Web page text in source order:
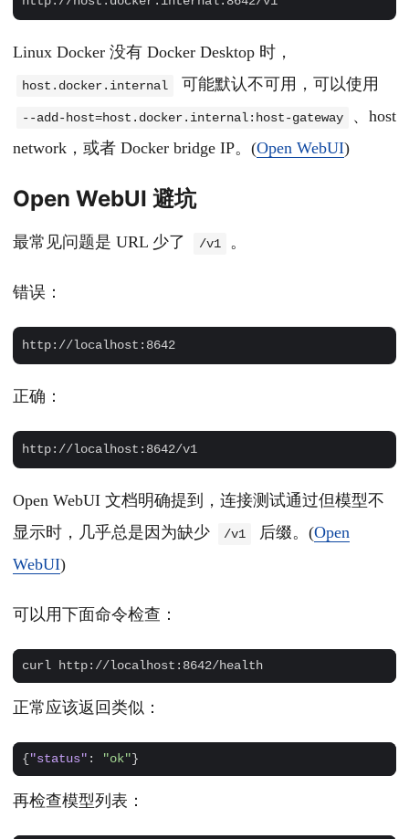
Linux Docker 没有 Docker Desktop 时，
host.docker.internal 可能默认不可用，可以使用
--add-host=host.docker.internal:host-gateway
、host
network，或者 Docker bridge IP。(Open WebUI)
Open WebUI 避坑
最常见问题是 URL 少了 /v1 。
错误：
正确：
Open WebUI 文档明确提到，连接测试通过但模型不
显示时，几乎总是因为缺少
/v1 后缀。(Open
WebUI)
可以用下面命令检查：
正常应该返回类似：
{"status" : "ok"}
再检查模型列表：